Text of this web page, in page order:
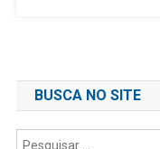
BUSCA NO SITE